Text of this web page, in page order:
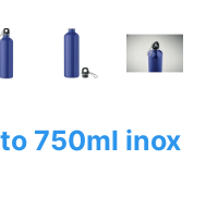
750ml inox